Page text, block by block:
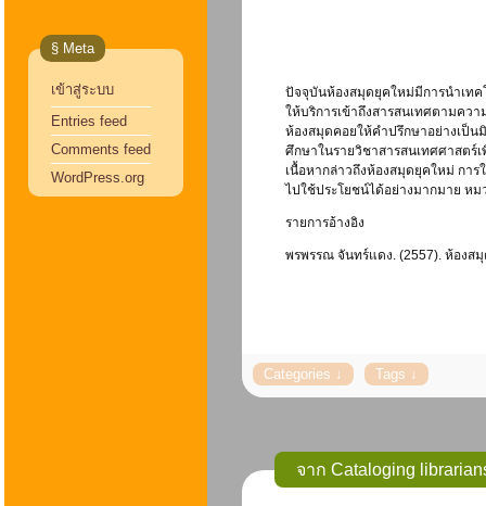
§ Meta
เข้าสู่ระบบ
Entries feed
Comments feed
WordPress.org
ปัจจุบันห้องสมุดยุคใหม่มีการนำเทค
ให้บริการเข้าถึงสารสนเทศตามคว
ห้องสมุดคอยให้คำปรึกษาอย่างเป็น
ศึกษาในรายวิชาสารสนเทศศาสตร์
เนื้อหากล่าวถึงห้องสมุดยุคใหม่ กา
ไปใช้ประโยชน์ได้อย่างมากมาย ห
รายการอ้างอิง
พรพรรณ จันทร์แดง. (2557). ห้องสมุ